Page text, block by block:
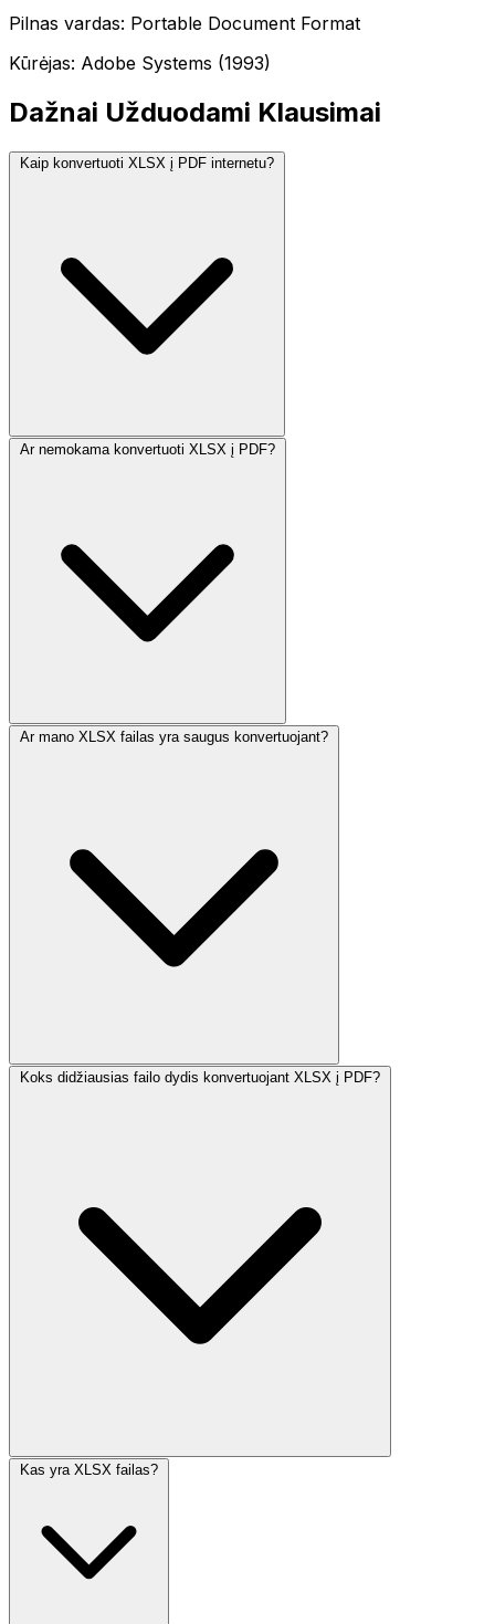
Pilnas vardas: Portable Document Format
Kūrėjas: Adobe Systems (1993)
Dažnai Užduodami Klausimai
Kaip konvertuoti XLSX į PDF internetu?
Ar nemokama konvertuoti XLSX į PDF?
Ar mano XLSX failas yra saugus konvertuojant?
Koks didžiausias failo dydis konvertuojant XLSX į PDF?
Kas yra XLSX failas?